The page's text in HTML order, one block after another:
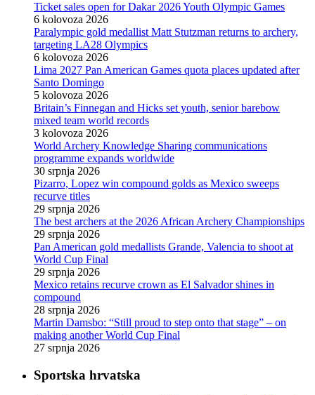
Ticket sales open for Dakar 2026 Youth Olympic Games
6 kolovoza 2026
Paralympic gold medallist Matt Stutzman returns to archery,
targeting LA28 Olympics
6 kolovoza 2026
Lima 2027 Pan American Games quota places updated after
Santo Domingo
5 kolovoza 2026
Britain’s Finnegan and Hicks set youth, senior barebow
mixed team world records
3 kolovoza 2026
World Archery Knowledge Sharing communications
programme expands worldwide
30 srpnja 2026
Pizarro, Lopez win compound golds as Mexico sweeps
recurve titles
29 srpnja 2026
The best archers at the 2026 African Archery Championships
29 srpnja 2026
Pan American gold medallists Grande, Valencia to shoot at
World Cup Final
29 srpnja 2026
Mexico retains recurve crown as El Salvador shines in
compound
28 srpnja 2026
Martin Damsbo: “Still proud to step onto that stage” – on
making another World Cup Final
27 srpnja 2026
Sportska hrvatska